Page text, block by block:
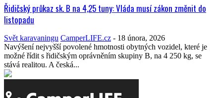
Řidičský průkaz sk. B na 4,25 tuny: Vláda musí zákon změnit do
listopadu
Svět karavaningu CamperLIFE.cz - 18 února, 2026
Navýšení nejvyšší povolené hmotnosti obytných vozidel, které je
možné řídit s řidičským oprávněním skupiny B, na 4 250 kg, se
stává realitou. A česká...